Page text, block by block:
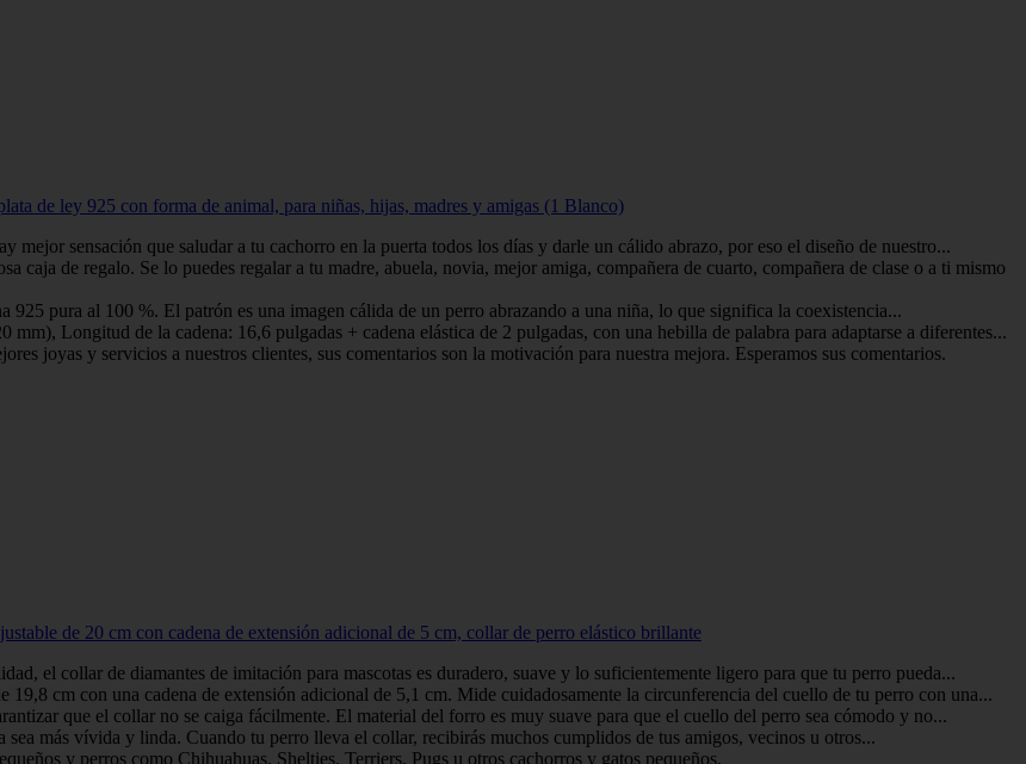
de ley 925 con forma de animal, para niñas, hijas, madres y amigas (1 Blanco)
mejor sensación que saludar a tu cachorro en la puerta todos los días y darle un cálido abrazo, por eso el diseño de nuestro...
de regalo. Se lo puedes regalar a tu madre, abuela, novia, mejor amiga, compañera de cuarto, compañera de clase o a ti mismo
925 pura al 100 %. El patrón es una imagen cálida de un perro abrazando a una niña, lo que significa la coexistencia...
Longitud de la cadena: 16,6 pulgadas + cadena elástica de 2 pulgadas, con una hebilla de palabra para adaptarse a diferentes...
joyas y servicios a nuestros clientes, sus comentarios son la motivación para nuestra mejora. Esperamos sus comentarios.
de 20 cm con cadena de extensión adicional de 5 cm, collar de perro elástico brillante
el collar de diamantes de imitación para mascotas es duradero, suave y lo suficientemente ligero para que tu perro pueda...
19,8 cm con una cadena de extensión adicional de 5,1 cm. Mide cuidadosamente la circunferencia del cuello de tu perro con una...
que el collar no se caiga fácilmente. El material del forro es muy suave para que el cuello del perro sea cómodo y no...
más vívida y linda. Cuando tu perro lleva el collar, recibirás muchos cumplidos de tus amigos, vecinos u otros...
y perros como Chihuahuas, Shelties, Terriers, Pugs u otros cachorros y gatos pequeños.